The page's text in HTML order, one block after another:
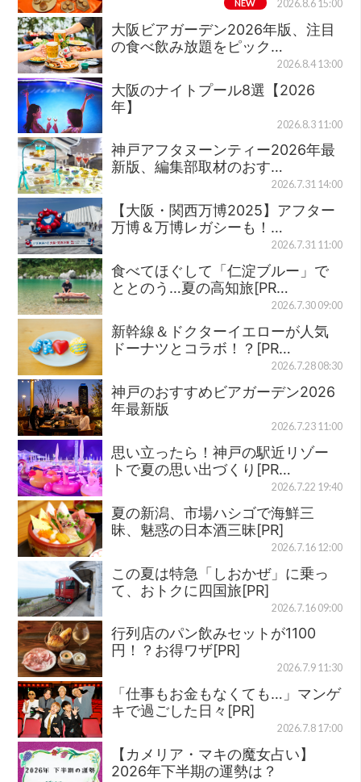
NEW 2026.8.6 15:00
大阪ビアガーデン2026年版、注目
の食べ飲み放題をピック…
2026.8.4 13:00
大阪のナイトプール8選【2026
年】
2026.8.3 11:00
神戸アフタヌーンティー2026年最
新版、編集部取材のおす…
2026.7.31 14:00
【大阪・関西万博2025】アフター
万博＆万博レガシーも！…
2026.7.31 11:00
食べてほぐして「仁淀ブルー」で
ととのう…夏の高知旅[PR…
2026.7.30 09:00
新幹線＆ドクターイエローが人気
ドーナツとコラボ！？[PR…
2026.7.28 08:30
神戸のおすすめビアガーデン2026
年最新版
2026.7.23 11:00
思い立ったら！神戸の駅近リゾー
トで夏の思い出づくり[PR…
2026.7.22 19:40
夏の新潟、市場ハシゴで海鮮三
昧、魅惑の日本酒三昧[PR]
2026.7.16 12:00
この夏は特急「しおかぜ」に乗っ
て、おトクに四国旅[PR]
2026.7.16 09:00
行列店のパン飲みセットが1100
円！？お得ワザ[PR]
2026.7.9 11:30
「仕事もお金もなくても…」マンゲ
キで過ごした日々[PR]
2026.7.8 17:00
【カメリア・マキの魔女占い】
2026年下半期の運勢は？